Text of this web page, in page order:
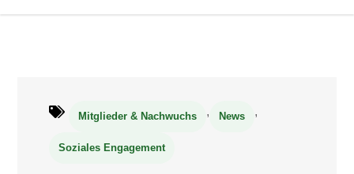
Mitglieder & Nachwuchs , News ,
Soziales Engagement